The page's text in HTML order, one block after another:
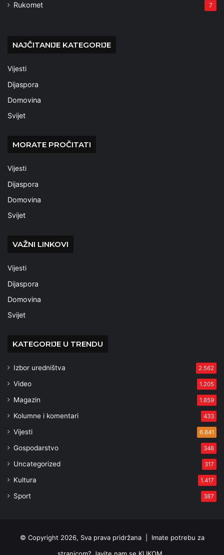
Rukomet 7
NAJČITANIJE KATEGORIJE
Vijesti
Dijaspora
Domovina
Svijet
MORATE PROČITATI
Vijesti
Dijaspora
Domovina
Svijet
VAŽNI LINKOVI
Vijesti
Dijaspora
Domovina
Svijet
KATEGORIJE U TRENDU
Izbor uredništva 2.562
Video 1.205
Magazin 1.859
Kolumne i komentari 433
Vijesti 6.841
Gospodarstvo 348
Uncategorized 317
Kultura 1.417
Sport 387
© Copyright 2026, Sva prava pridržana | Imate potrebu za